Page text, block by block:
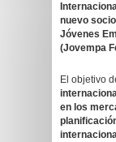
nuevo socio
Jóvenes
(Jovempa
El objetivo
en los